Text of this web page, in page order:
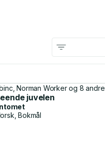
Norman Worker og 8 andre
juvelen
Bokmål